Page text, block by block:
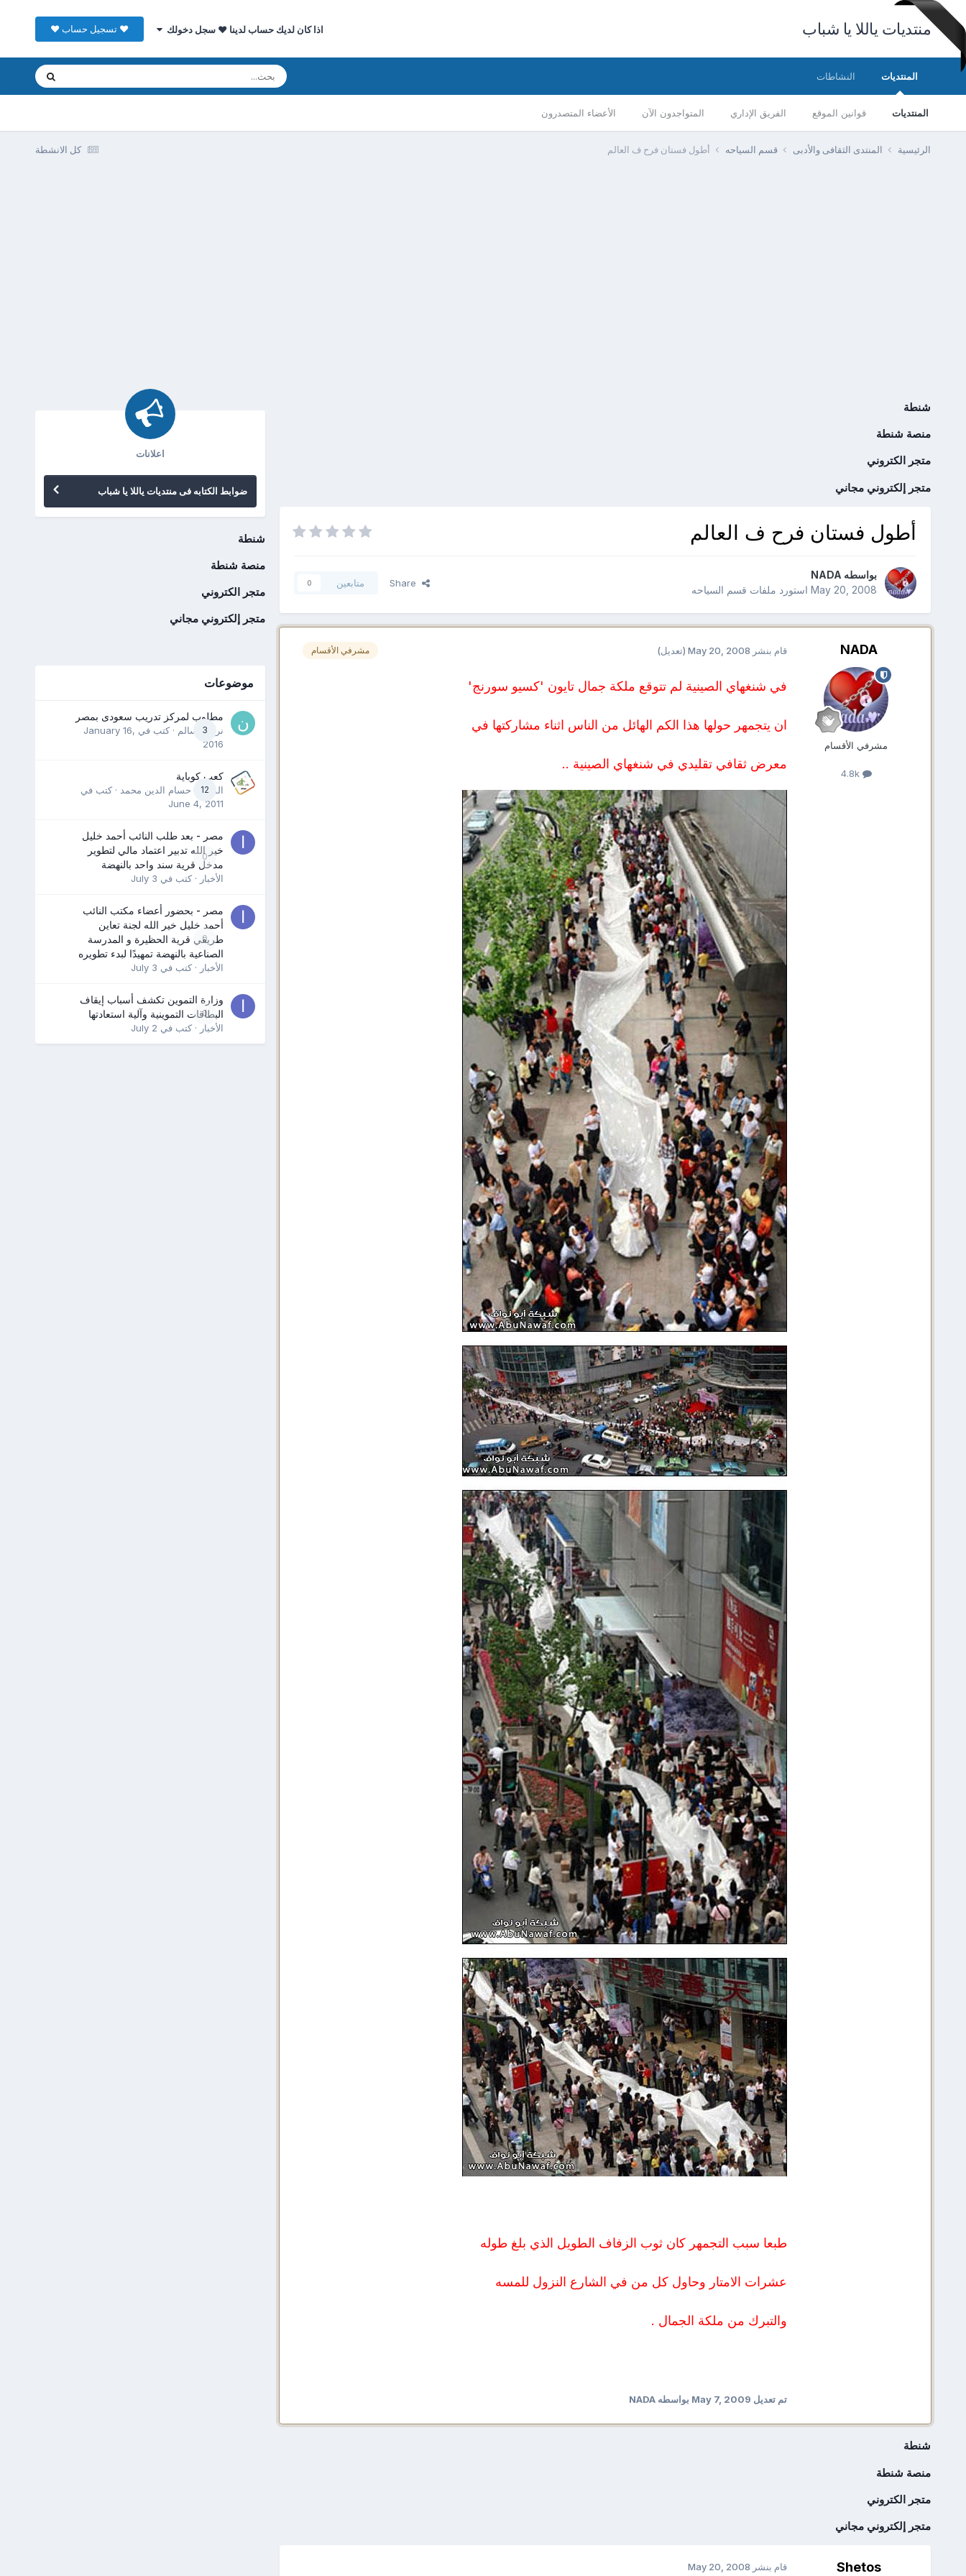
منتديات ياللا يا شباب اذا كان لديك حساب لدينا ♥ سجل دخولك ♥ تسجيل حساب ♥
المنتديات
المنتديات قوانين الموقع الفريق الإداري المتواجدون الآن الأعضاء المتصدرون
النشاطات
كل الانشطة الرئيسية المنتدى الثقافى والأدبى قسم السياحه أطول فستان فرح ف العالم
شنطة
منصة شنطة
متجر الكتروني
متجر إلكتروني مجاني
أطول فستان فرح ف العالم
بواسطه NADA
May 20, 2008استورد ملفات قسم السياحه
Share متابعين 0
NADA
مشرفي الأقسام
4.8k
مشرفي الأقسام قام بنشر May 20, 2008 (تعديل)
في شنغهاي الصينية لم تتوقع ملكة جمال تايون 'كسيو سورنج'
ان يتجمهر حولها هذا الكم الهائل من الناس اثناء مشاركتها في
معرض ثقافي تقليدي في شنغهاي الصينية ..
طبعا سبب التجمهر كان ثوب الزفاف الطويل الذي بلغ طوله
عشرات الامتار وحاول كل من في الشارع النزول للمسه
والتبرك من ملكة الجمال .
تم تعديل May 7, 2009 بواسطه NADA
شنطة
منصة شنطة
متجر الكتروني
متجر إلكتروني مجاني
Shetos قام بنشر May 20, 2008
اعلانات
ضوابط الكتابه فى منتديات ياللا يا شباب
شنطة
منصة شنطة
متجر الكتروني
متجر إلكتروني مجاني
موضوعات
3
مطلوب لمركز تدريب سعودى بمصر
نرمين سالم · كتب في January 16,
2016
12
كعب كوباية
المدرب حسام الدين محمد · كتب في
June 4, 2011
0
مصر - بعد طلب النائب أحمد خليل
خير الله تدبير اعتماد مالي لتطوير
مدخل قرية سند واحد بالنهضة
الأخبار · كتب في July 3
0
مصر - بحضور أعضاء مكتب النائب
أحمد خليل خير الله لجنة تعاين
طريقي قرية الحظيرة و المدرسة
الصناعية بالنهضة تمهيدًا لبدء تطويره
الأخبار · كتب في July 3
0
وزارة التموين تكشف أسباب إيقاف
البطاقات التموينية وآلية استعادتها
الأخبار · كتب في July 2